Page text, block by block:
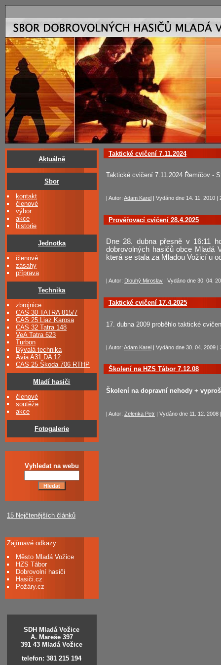
Aktuálně
Sbor
kontakt
členové
výbor
akce
historie
Jednotka
členové
zásahy
příprava
Technika
zbrojnice
CAS 30 TATRA 815/7
CAS 25 Liaz Karosa
CAS 32 Tatra 148
VeA Tatra 623
Turbon
Bývalá technika
Avia A31 DA 12
CAS 25 Škoda 706 RTHP
Mladí hasiči
členové
soutěže
akce
Fotogalerie
Vyhledat na webu
15 Nejčtenějších článků
Zajímavé odkazy:
Město Mladá Vožice
HZS Tábor
Dobrovolní hasiči
Hasiči.cz
Požáry.cz
SDH Mladá Vožice
A. Mareše 397
391 43 Mladá Vožice
telefon: 381 215 194
Taktické cvičení 7.11.2024
Taktické cvičení 7.11.2024 Řemíčov -
| Autor: Adam Karel | Vydáno dne 14. 11. 2010
Prověřovací cvičení 28.4.2025
Dne 28. dubna přesně v 16:11
dobrovolných hasičů obce Mladá
která se stala za Mladou Vožicí u
| Autor: Dlouhý Miroslav | Vydáno dne 30. 04.
Taktické cvičení 17.4.2025
17. dubna 2009 proběhlo taktické
| Autor: Adam Karel | Vydáno dne 30. 04. 2009
Školení na HZS Tábor 7.12.08
Školení na dopravní nehody +
| Autor: Zelenka Petr | Vydáno dne 11. 12.